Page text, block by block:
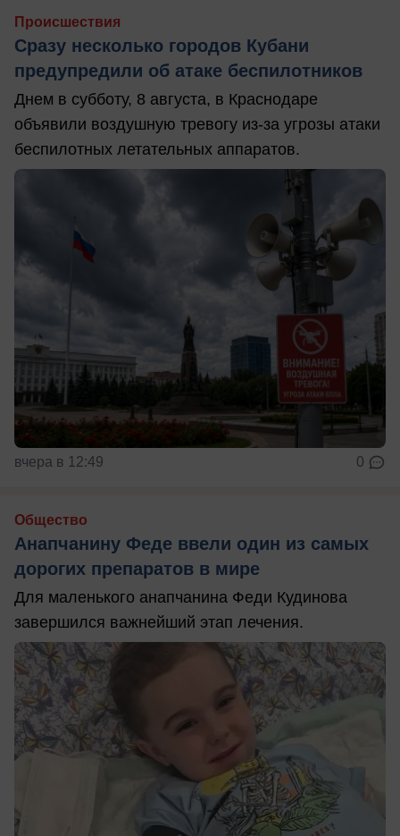
Происшествия
Сразу несколько городов Кубани
предупредили об атаке беспилотников
Днем в субботу, 8 августа, в Краснодаре
объявили воздушную тревогу из-за угрозы атаки
беспилотных летательных аппаратов.
вчера в 12:49 0
Общество
Анапчанину Феде ввели один из самых
дорогих препаратов в мире
Для маленького анапчанина Феди Кудинова
завершился важнейший этап лечения.